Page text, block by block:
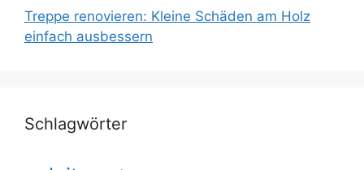
Treppe renovieren: Kleine Schäden am Holz
einfach ausbessern
Schlagwörter